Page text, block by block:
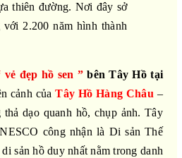
thiên đường. Nơi đây sở
2.200 năm hình thành
vẻ đẹp hồ sen ”bên Tây Hồ tại
cảnh củaTây Hồ Hàng Châu –
dạo quanh hồ, chụp ảnh. Tây
công nhận là Di sản Thế
sản hồ duy nhất nằm trong danh